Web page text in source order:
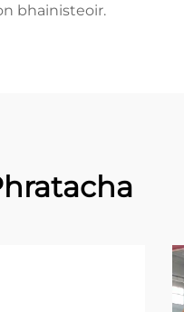
bhainisteoir.